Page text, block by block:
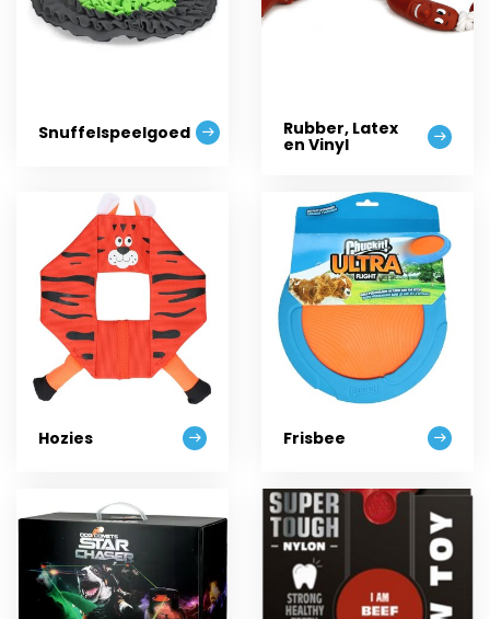
Snuffelspeelgoed Rubber, Latex
en Vinyl
Hozies Frisbee